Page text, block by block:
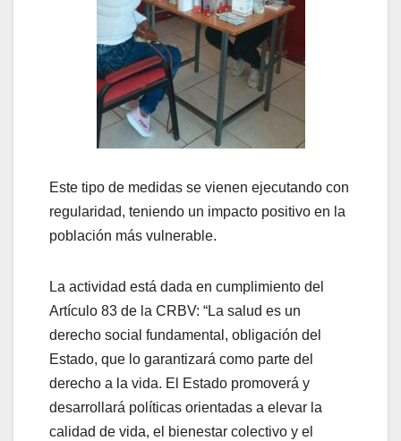
Este tipo de medidas se vienen ejecutando con
regularidad, teniendo un impacto positivo en la
población más vulnerable.
La actividad está dada en cumplimiento del
Artículo 83 de la CRBV: “La salud es un
derecho social fundamental, obligación del
Estado, que lo garantizará como parte del
derecho a la vida. El Estado promoverá y
desarrollará políticas orientadas a elevar la
calidad de vida, el bienestar colectivo y el